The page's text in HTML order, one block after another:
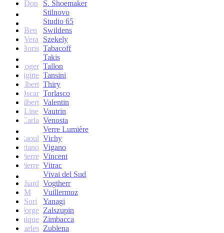
Don
S. Shoemaker
Stilnovo
Studio 65
Ben
Swildens
Vera
Szekely
Boris Tabacoff
Takis
Roger Tallon
Brigitte Tansini
Albert Thiry
Oscar Torlasco
Gilbert Valentin
Line Vautrin
Carla Venosta
Verre Lumière
Raoul Vichy
Vittoriano Vigano
Jean-Pierre Vincent
Jean-Pierre Vitrac
Vivai del Sud
Burkhard Vogtherr
M
Vuillermoz
Sori
Yanagi
Jorge Zalszupin
Dominique Zimbacca
Charles Zublena